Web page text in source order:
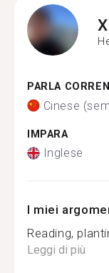
PARLA
Cinese
IMPARA
Inglese
I miei
Reading,
Leggi di più